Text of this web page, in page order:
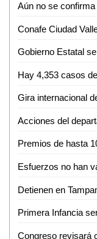
Acciones del